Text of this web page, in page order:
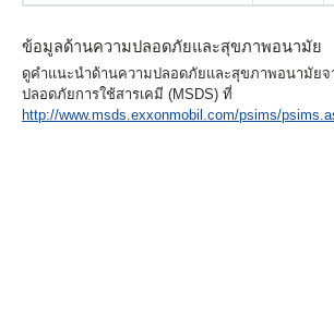
ข้อมูลด้านความปลอดภัยและสุขภาพอนามัย
ดูคำแนะนำด้านความปลอดภัยและสุขภาพอนามัยจ
ปลอดภัยการใช้สารเคมี (MSDS) ที่
http://www.msds.exxonmobil.com/psims/